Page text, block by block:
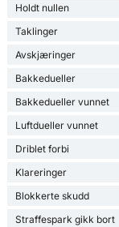
Holdt nullen
Taklinger
Avskjæringer
Bakkedueller
Bakkedueller vunnet
Luftdueller vunnet
Driblet forbi
Klareringer
Blokkerte skudd
Straffespark gikk bort